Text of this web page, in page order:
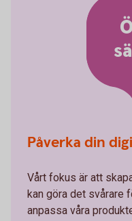
Påverka din
Vårt fokus är att
kan göra det svårare
anpassa våra